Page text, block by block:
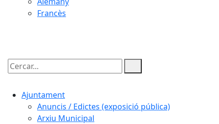
Francès
Cercar:
Ajuntament
Anuncis / Edictes (exposició pública)
Arxiu Municipal